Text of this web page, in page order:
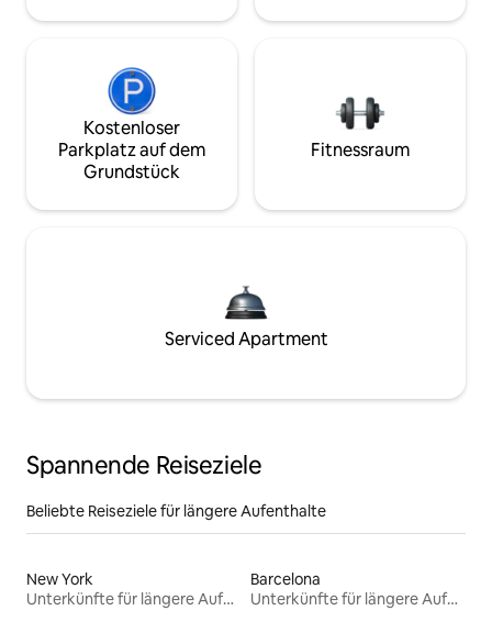
Kostenloser
Parkplatz auf dem
Grundstück
Fitnessraum
Serviced Apartment
Spannende Reiseziele
Beliebte Reiseziele für längere Aufenthalte
New York
Unterkünfte für längere Aufenthalte
Barcelona
Unterkünfte für längere Aufenthalte